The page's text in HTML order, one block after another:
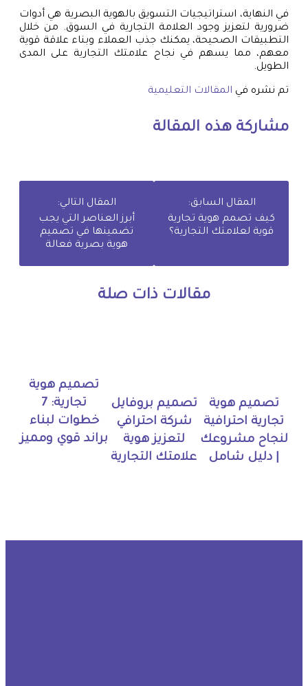
في النهاية، استراتيجيات التسويق بالهوية البصرية هي أدوات
ضرورية لتعزيز وجود العلامة التجارية في السوق. من خلال
التطبيقات الصحيحة، يمكنك جذب العملاء وبناء علاقة قوية
معهم، مما يسهم في نجاح علامتك التجارية على المدى
الطويل.
تم نشره في المقالات التعليمية
مشاركة هذه المقالة
المقال السابق:
كيف تصمم هوية تجارية
قوية لعلامتك التجارية؟
المقال التالي:
أبرز العناصر التي يجب
تضمينها في تصميم
هوية بصرية فعالة
مقالات ذات صلة
تصميم هوية
تجارية احترافية
لنجاح مشروعك
| دليل شامل
تصميم بروفايل
شركة احترافي
لتعزيز هوية
علامتك التجارية
تصميم هوية
تجارية: 7
خطوات لبناء
براند قوي ومميز